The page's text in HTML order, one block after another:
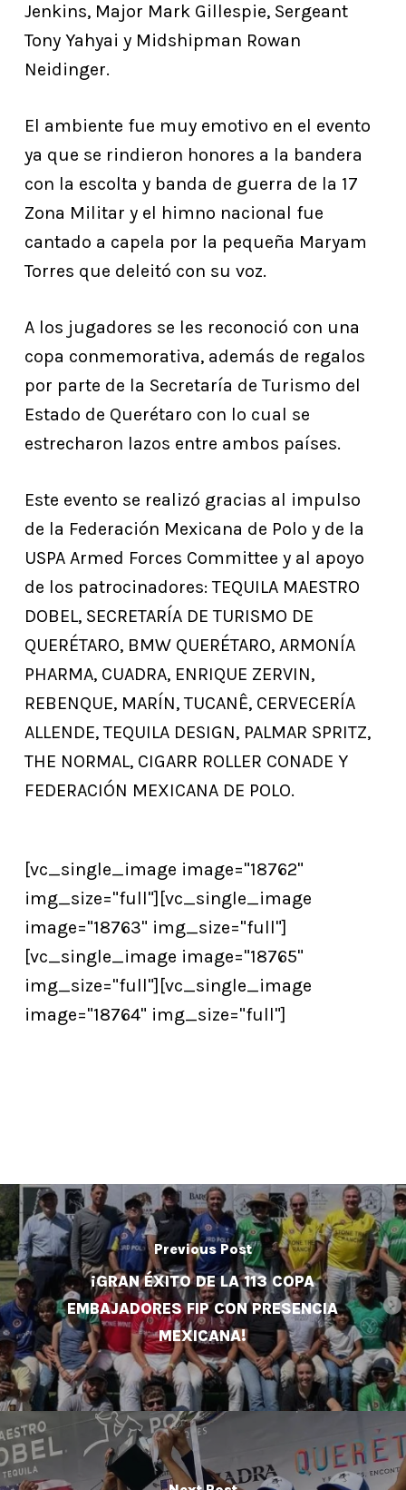
Jenkins, Major Mark Gillespie, Sergeant
Tony Yahyai y Midshipman Rowan
Neidinger.
El ambiente fue muy emotivo en el evento
ya que se rindieron honores a la bandera
con la escolta y banda de guerra de la 17
Zona Militar y el himno nacional fue
cantado a capela por la pequeña Maryam
Torres que deleitó con su voz.
A los jugadores se les reconoció con una
copa conmemorativa, además de regalos
por parte de la Secretaría de Turismo del
Estado de Querétaro con lo cual se
estrecharon lazos entre ambos países.
Este evento se realizó gracias al impulso
de la Federación Mexicana de Polo y de la
USPA Armed Forces Committee y al apoyo
de los patrocinadores: TEQUILA MAESTRO
DOBEL, SECRETARÍA DE TURISMO DE
QUERÉTARO, BMW QUERÉTARO, ARMONÍA
PHARMA, CUADRA, ENRIQUE ZERVIN,
REBENQUE, MARÍN, TUCANÊ, CERVECERÍA
ALLENDE, TEQUILA DESIGN, PALMAR SPRITZ,
THE NORMAL, CIGARR ROLLER CONADE Y
FEDERACIÓN MEXICANA DE POLO.
[vc_single_image image="18762"
img_size="full"][vc_single_image
image="18763" img_size="full"]
[vc_single_image image="18765"
img_size="full"][vc_single_image
image="18764" img_size="full"]
Previous Post
¡GRAN ÉXITO DE LA 113 COPA
EMBAJADORES FIP CON PRESENCIA
MEXICANA!